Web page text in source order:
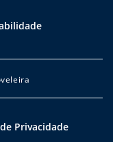
Privacidade